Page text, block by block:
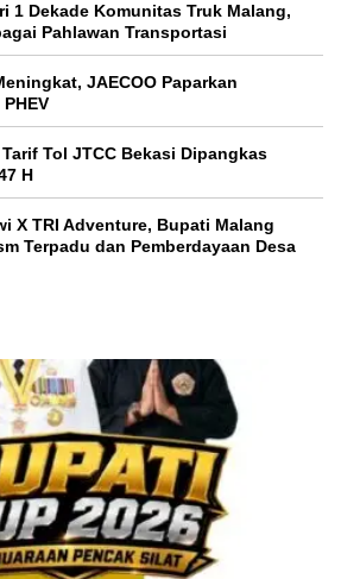
1 Dekade Komunitas Truk Malang,
Pahlawan Transportasi
JAECOO Paparkan
Tol JTCC Bekasi Dipangkas
H
X TRI Adventure, Bupati Malang
Terpadu dan Pemberdayaan Desa